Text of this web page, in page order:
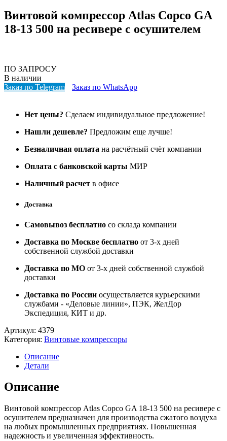
Винтовой компрессор Atlas Copco GA
18-13 500 на ресивере с осушителем
ПО ЗАПРОСУ
В наличии
Заказ по Telegram
Заказ по WhatsApp
Нет цены? Сделаем индивидуальное предложение!
Нашли дешевле? Предложим еще лучше!
Безналичная оплата на расчётный счёт компании
Оплата с банковской карты МИР
Наличный расчет в офисе
Доставка
Самовывоз бесплатно со склада компании
Доставка по Москве бесплатно от 3-х дней
собственной службой доставки
Доставка по МО от 3-х дней собственной службой
доставки
Доставка по России осуществляется курьерскими
службами - «Деловые линии», ПЭК, ЖелДор
Экспедиция, КИТ и др.
Артикул: 4379
Категория: Винтовые компрессоры
Описание
Детали
Описание
Винтовой компрессор Atlas Copco GA 18-13 500 на ресивере с
осушителем предназначен для производства сжатого воздуха
на любых промышленных предприятиях. Повышенная
надежность и увеличенная эффективность.